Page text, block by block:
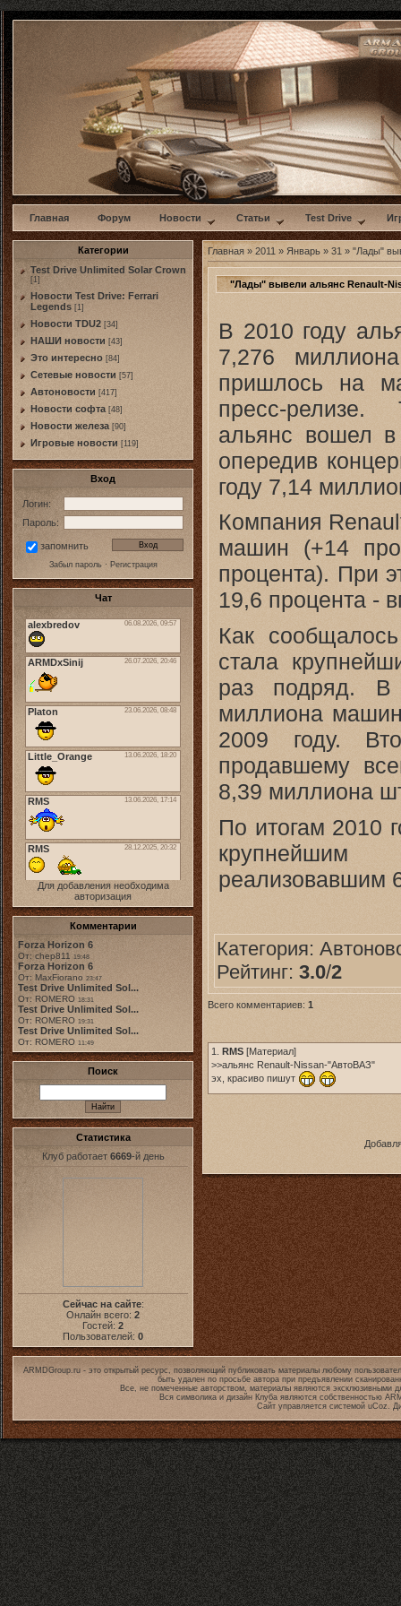
w
Главная Форум Новости Статьи Test Drive
Категории
Test Drive Unlimited Solar Crown
[1]
Новости Test Drive: Ferrari
Legends [1]
Новости TDU2 [34]
НАШИ новости [43]
Это интересно [84]
Сетевые новости [57]
Автоновости [417]
Новости софта [48]
Новоcти железа [90]
Игровые новости [119]
Вход
Логин:
Пароль:
запомнить
Забыл пароль· Регистрация
Чат
Для добавления необходима
авторизация
Комментарии
Forza Horizon 6
От: chep811 19:48
Forza Horizon 6
От: MaxFiorano 23:47
Test Drive Unlimited Sol...
От: ROMERO 18:31
Test Drive Unlimited Sol...
От: ROMERO 19:31
Test Drive Unlimited Sol...
От: ROMERO 11:49
Поиск
Статистика
Клуб работает 6669-й день
Сейчас на сайте:
Онлайн всего: 2
Гостей: 2
Пользователей: 0
Главная » 2011 » Январь » 31 » "Лады"
"Лады" вывели альянс Renault-
В 2010 году
7,276
пришлось на
пресс-релизе.
альянс вошел в
опередив
году 7,14
Компания
машин (+14
процента). При
19,6 процента -
Как
стала
раз подряд. В
миллиона
2009 году.
продавшему
8,39 миллиона
По итогам 2010
крупнейшим
реализовавшим
Категория:
Рейтинг: 3.0/2
Всего комментариев: 1
1. RMS [Материал]
>>альянс Renault-Nissan-"АвтоВАЗ"
эх, красиво пишут
ARMDGroup.ru - это открытый ресурс, позволяющий публиковать материалы любому
быть удален по просьбе автора при предъявлении
Все, не помеченные авторством, материалы являются эксклюзивными
Вся символика и дизайн Клуба являются собственностью
Сайт управляется системой uCoz.